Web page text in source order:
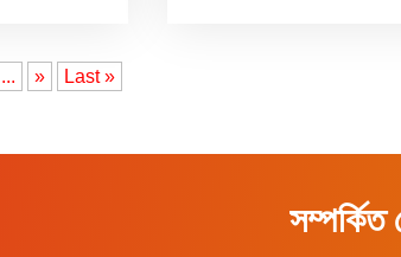
... » Last »
সম্পর্কিত